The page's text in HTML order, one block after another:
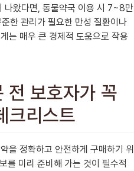
나왔다면, 동물약국 이용 시 7~8만
한 관리가 필요한 만성 질환이나
는 매우 큰 경제적 도움으로 작용
전 보호자가 꼭
크리스트
을 정확하고 안전하게 구매하기 위
를 미리 준비해 가는 것이 필수적